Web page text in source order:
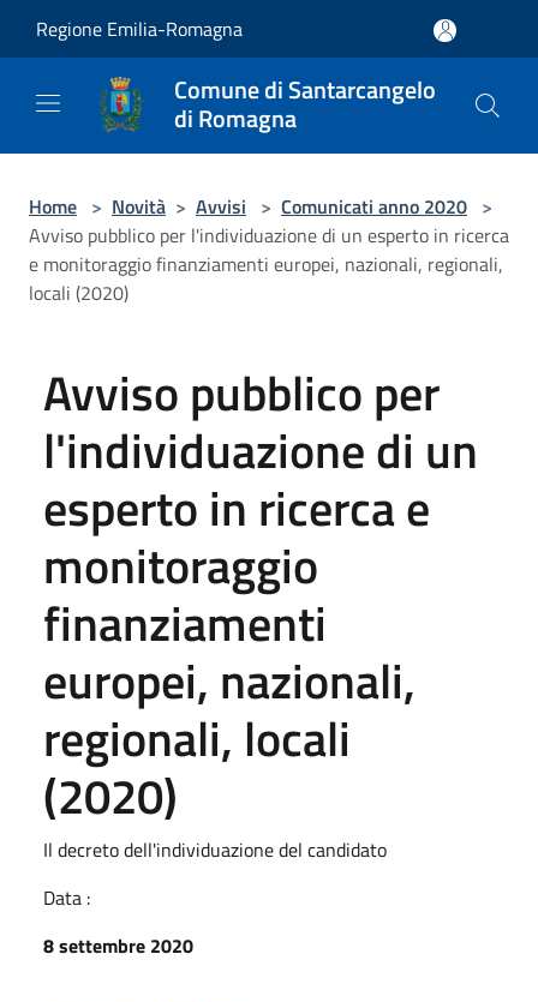
Regione Emilia-Romagna
Comune di Santarcangelo
di Romagna
Home > Novità > Avvisi > Comunicati anno 2020 >
Avviso pubblico per l'individuazione di un esperto in ricerca
e monitoraggio finanziamenti europei, nazionali, regionali,
locali (2020)
Avviso pubblico per
l'individuazione di un
esperto in ricerca e
monitoraggio
finanziamenti
europei, nazionali,
regionali, locali
(2020)
Il decreto dell'individuazione del candidato
Data :
8 settembre 2020